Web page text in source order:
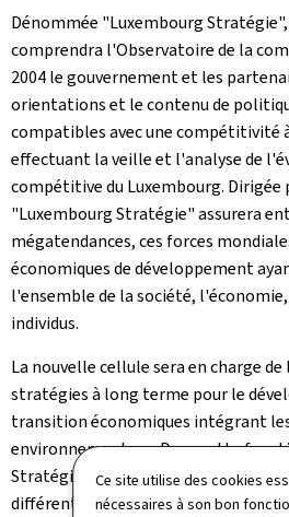
Ce site utilise des cookies
nécessaires à son bon
Dénommée "Luxembourg
comprendra l'Observatoire de la
2004 le gouvernement et les
orientations et le contenu de
compatibles avec une compétitivité
effectuant la veille et l'analyse de
compétitive du Luxembourg. Dirigée
"Luxembourg Stratégie" assurera
mégatendances, ces forces
économiques de développement
l'ensemble de la société,
individus.
La nouvelle cellule sera en charge
stratégies à long terme pour le
transition économiques intégrant
environnementaux. Dans cette
Stratégie" s'appuiera sur les
différentes directions générales du